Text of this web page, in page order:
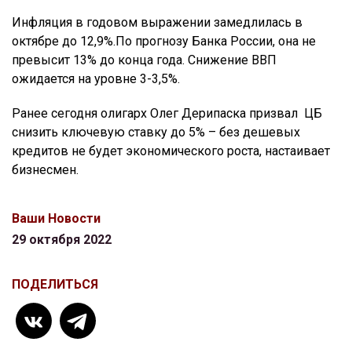
Инфляция в годовом выражении замедлилась в
октябре до 12,9%.По прогнозу Банка России, она не
превысит 13% до конца года. Снижение ВВП
ожидается на уровне 3-3,5%.
Ранее сегодня олигарх Олег Дерипаска призвал ЦБ
снизить ключевую ставку до 5% – без дешевых
кредитов не будет экономического роста, настаивает
бизнесмен.
Ваши Новости
29 октября 2022
ПОДЕЛИТЬСЯ